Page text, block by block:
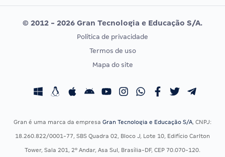
Editais publicados
Vunesp
CONCURSOS POR PROFISSÃO
Concursos Fiscais
Concursos Saúde
EXAME DE ORDEM
Calendário OAB
© 2012 - 2026 Gran Tecnologia e Educação S/A.
Política de privacidade
Termos de uso
Mapa do site
Gran é uma marca da empresa Gran Tecnologia e Educação S/A, CNPJ:
18.260.822/0001-77, SBS Quadra 02, Bloco J, Lote 10, Edifício Carlton
Tower, Sala 201, 2º Andar, Asa Sul, Brasília-DF, CEP 70.070-120.